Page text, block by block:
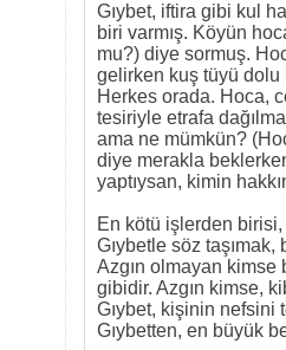
Gıybet, iftira gibi kul
biri varmış. Köyün
mu?) diye sormuş.
gelirken kuş tüyü dolu
Herkes orada. Hoca,
tesiriyle etrafa
ama ne mümkün?
diye merakla
yaptıysan, kimin
En kötü işlerden birisi,
Gıybetle söz taşımak,
Azgın olmayan kimse
gibidir. Azgın kimse,
Gıybet, kişinin nefsini
Gıybetten, en büyük